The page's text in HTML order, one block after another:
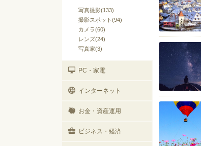
写真撮影(133)
撮影スポット(94)
カメラ(60)
レンズ(24)
写真家(3)
PC・家電
インターネット
お金・資産運用
ビジネス・経済